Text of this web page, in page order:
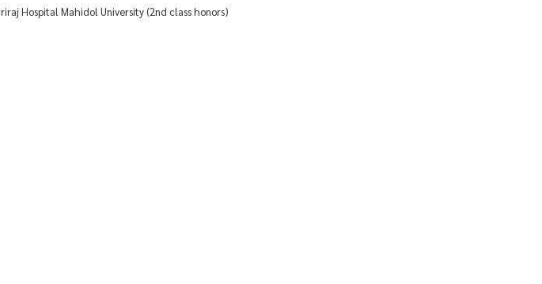
Hospital Mahidol University (2nd class honors)